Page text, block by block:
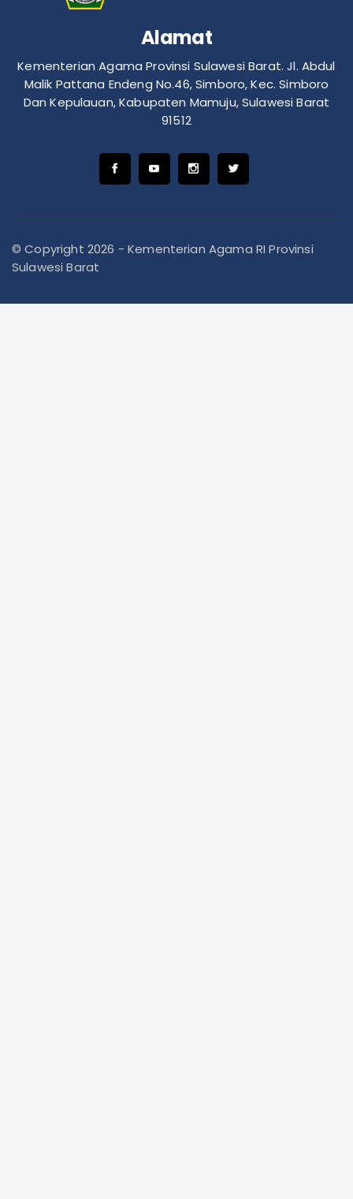
Alamat
Kementerian Agama Provinsi Sulawesi Barat. Jl. Abdul
Malik Pattana Endeng No.46, Simboro, Kec. Simboro
Dan Kepulauan, Kabupaten Mamuju, Sulawesi Barat
91512
© Copyright 2026 - Kementerian Agama RI Provinsi
Sulawesi Barat